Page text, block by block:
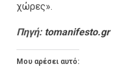
χώρες».
Πηγή: tomanifesto.gr
Μου αρέσει αυτό: